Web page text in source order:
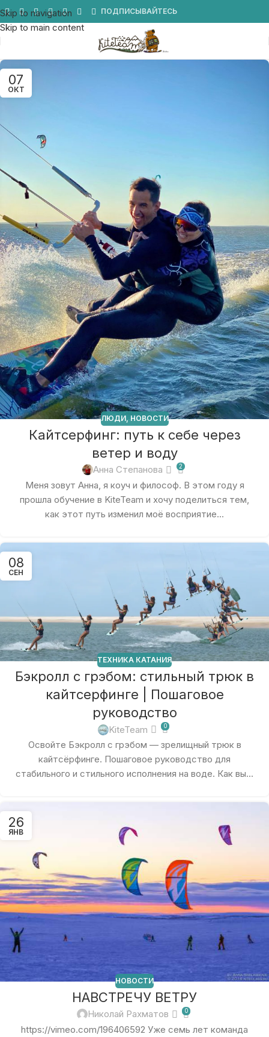
Skip to navigation
Skip to main content
ПОДПИСЫВАЙТЕСЬ
07
ОКТ
ЛЮДИ, НОВОСТИ
Кайтсерфинг: путь к себе через
ветер и воду
Анна Степанова 2
Меня зовут Анна, я коуч и философ. В этом году я
прошла обучение в KiteTeam и хочу поделиться тем,
как этот путь изменил моё восприятие...
08
СЕН
ТЕХНИКА КАТАНИЯ
Бэкролл с грэбом: стильный трюк в
кайтсерфинге | Пошаговое
руководство
KiteTeam 0
Освойте Бэкролл с грэбом — зрелищный трюк в
кайтсёрфинге. Пошаговое руководство для
стабильного и стильного исполнения на воде. Как вы...
26
ЯНВ
НОВОСТИ
НАВСТРЕЧУ ВЕТРУ
Николай Рахматов 0
https://vimeo.com/196406592 Уже семь лет команда